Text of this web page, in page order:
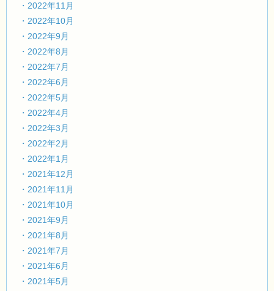
・2022年11月
・2022年10月
・2022年9月
・2022年8月
・2022年7月
・2022年6月
・2022年5月
・2022年4月
・2022年3月
・2022年2月
・2022年1月
・2021年12月
・2021年11月
・2021年10月
・2021年9月
・2021年8月
・2021年7月
・2021年6月
・2021年5月